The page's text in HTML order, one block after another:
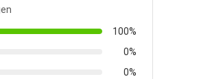
100%
0%
0%